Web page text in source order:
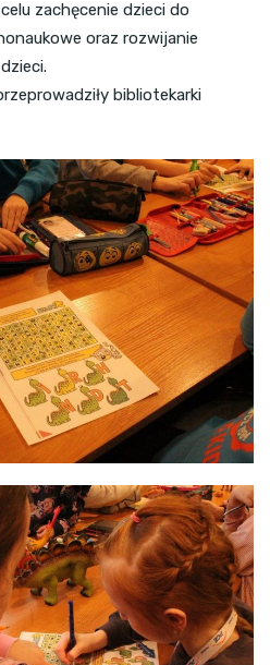
zachęcenie dzieci do
oraz rozwijanie
bibliotekarki